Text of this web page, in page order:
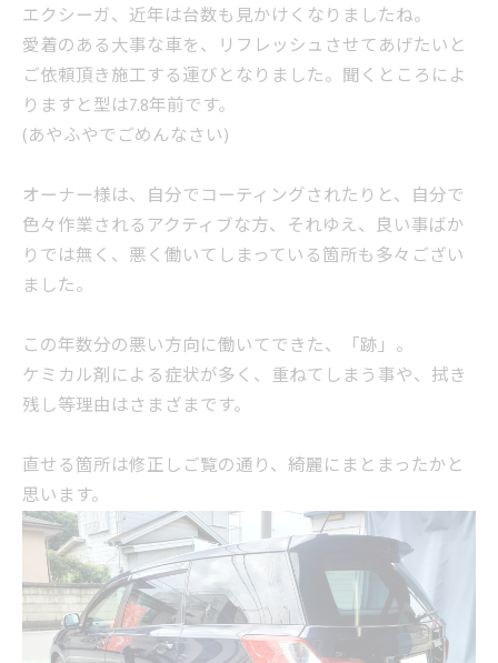
エクシーガ、近年は台数も見かけくなりましたね。
愛着のある大事な車を、リフレッシュさせてあげたいと
ご依頼頂き施工する運びとなりました。聞くところによ
りますと型は7.8年前です。
(あやふやでごめんなさい)
オーナー様は、自分でコーティングされたりと、自分で
色々作業されるアクティブな方、それゆえ、良い事ばか
りでは無く、悪く働いてしまっている箇所も多々ござい
ました。
この年数分の悪い方向に働いてできた、「跡」。
ケミカル剤による症状が多く、重ねてしまう事や、拭き
残し等理由はさまざまです。
直せる箇所は修正しご覧の通り、綺麗にまとまったかと
思います。